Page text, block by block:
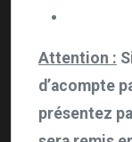
Attention :
d’acompte
présentez